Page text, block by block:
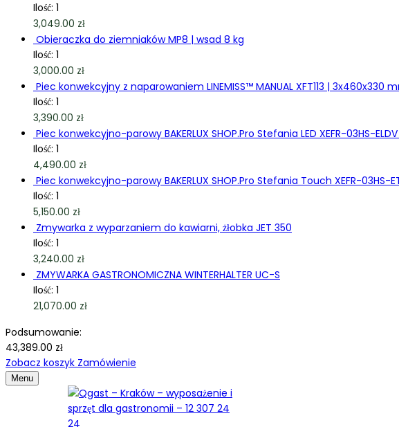
Ilość: 1
3,049.00 zł
Obieraczka do ziemniaków MP8 | wsad 8 kg
Ilość: 1
3,000.00 zł
Piec konwekcyjny z naparowaniem LINEMISS™ MANUAL XFT113 |
Ilość: 1
3,390.00 zł
Piec konwekcyjno-parowy BAKERLUX SHOP.Pro Stefania LED XEFR-03HS-
Ilość: 1
4,490.00 zł
Piec konwekcyjno-parowy BAKERLUX SHOP.Pro Stefania Touch XEFR-03HS-
Ilość: 1
5,150.00 zł
Zmywarka z wyparzaniem do kawiarni, żłobka JET 350
Ilość: 1
3,240.00 zł
ZMYWARKA GASTRONOMICZNA WINTERHALTER UC-S
Ilość: 1
21,070.00 zł
Podsumowanie:
43,389.00 zł
Zobacz koszyk Zamówienie
Menu